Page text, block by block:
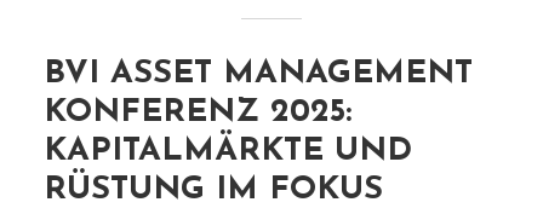
BVI ASSET MANAGEMENT
KONFERENZ 2025:
KAPITALMÄRKTE UND
RÜSTUNG IM FOKUS